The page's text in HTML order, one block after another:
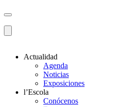
Actualidad
Agenda
Noticias
Exposiciones
l’Escola
Conócenos